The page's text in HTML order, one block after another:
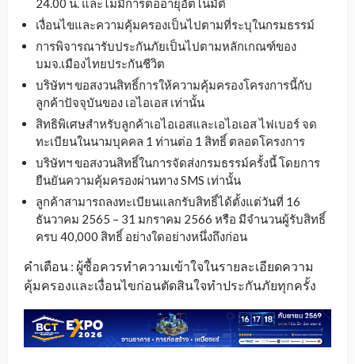
24.00 น. และไม่มีการต่ออายุอัตโนมัติ
เงื่อนไขและความคุ้มครองเป็นไปตามที่ระบุในกรมธรรม์
การพิจารณารับประกันภัยเป็นไปตามหลักเกณฑ์ของ
บมจ.เมืองไทยประกันชีวิต
บริษัทฯ ขอสงวนสิทธิ์การให้ความคุ้มครองโครงการนี้กับ
ลูกค้าปัจจุบันของ เอไอเอส เท่านั้น
สิทธิพิเศษสำหรับลูกค้าเอไอเอสและเอไอเอส ไฟเบอร์ จด
ทะเบียนในนามบุคคล 1 ท่านต่อ 1 สิทธิ์ ตลอดโครงการ
บริษัทฯ ขอสงวนสิทธิ์ในการจัดส่งกรมธรรม์ครั้งนี้ โดยการ
ยืนยันความคุ้มครองผ่านทาง SMS เท่านั้น
ลูกค้าสามารถลงทะเบียนแลกรับสิทธิ์ได้ตั้งแต่วันที่ 16
ธันวาคม 2565 – 31 มกราคม 2566 หรือ มีจำนวนผู้รับสิทธิ์
ครบ 40,000 สิทธิ์ อย่างใดอย่างหนึ่งถึงก่อน
คำเตือน : ผู้ซื้อควรทำความเข้าใจในรายละเอียดความ
คุ้มครองและเงื่อนไขก่อนตัดสินใจทำประกันภัยทุกครั้ง